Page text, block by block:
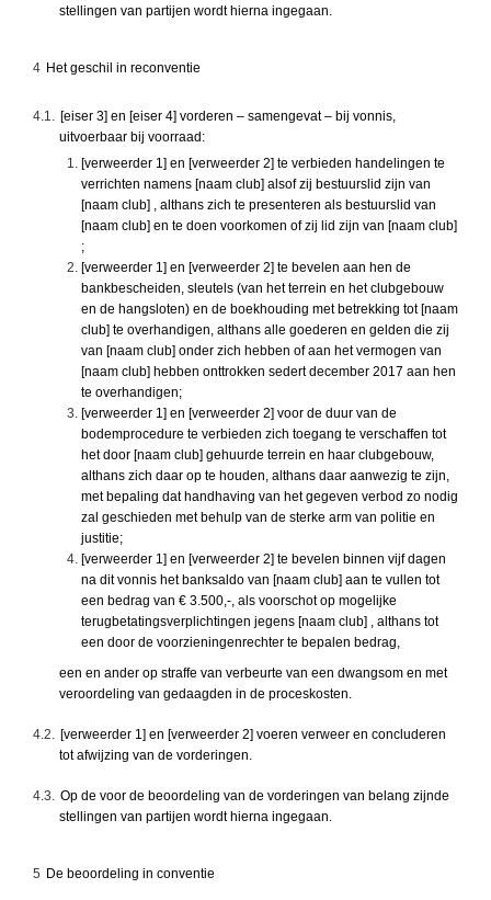
stellingen van partijen wordt hierna ingegaan.
4 Het geschil in reconventie
4.1. [eiser 3] en [eiser 4] vorderen – samengevat – bij vonnis,
uitvoerbaar bij voorraad:
[verweerder 1] en [verweerder 2] te verbieden handelingen te
verrichten namens [naam club] alsof zij bestuurslid zijn van
[naam club] , althans zich te presenteren als bestuurslid van
[naam club] en te doen voorkomen of zij lid zijn van [naam club]
;
[verweerder 1] en [verweerder 2] te bevelen aan hen de
bankbescheiden, sleutels (van het terrein en het clubgebouw
en de hangsloten) en de boekhouding met betrekking tot [naam
club] te overhandigen, althans alle goederen en gelden die zij
van [naam club] onder zich hebben of aan het vermogen van
[naam club] hebben onttrokken sedert december 2017 aan hen
te overhandigen;
[verweerder 1] en [verweerder 2] voor de duur van de
bodemprocedure te verbieden zich toegang te verschaffen tot
het door [naam club] gehuurde terrein en haar clubgebouw,
althans zich daar op te houden, althans daar aanwezig te zijn,
met bepaling dat handhaving van het gegeven verbod zo nodig
zal geschieden met behulp van de sterke arm van politie en
justitie;
[verweerder 1] en [verweerder 2] te bevelen binnen vijf dagen
na dit vonnis het banksaldo van [naam club] aan te vullen tot
een bedrag van € 3.500,-, als voorschot op mogelijke
terugbetatingsverplichtingen jegens [naam club] , althans tot
een door de voorzieningenrechter te bepalen bedrag,
een en ander op straffe van verbeurte van een dwangsom en met
veroordeling van gedaagden in de proceskosten.
4.2.
[verweerder 1] en [verweerder 2] voeren verweer en concluderen
tot afwijzing van de vorderingen.
4.3.
Op de voor de beoordeling van de vorderingen van belang zijnde
stellingen van partijen wordt hierna ingegaan.
5 De beoordeling in conventie